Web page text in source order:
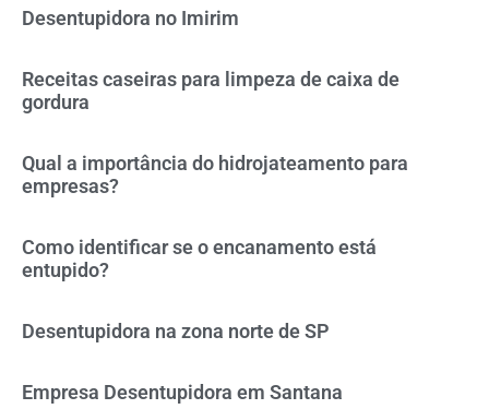
Desentupidora no Imirim
Receitas caseiras para limpeza de caixa de
gordura
Qual a importância do hidrojateamento para
empresas?
Como identificar se o encanamento está
entupido?
Desentupidora na zona norte de SP
Empresa Desentupidora em Santana